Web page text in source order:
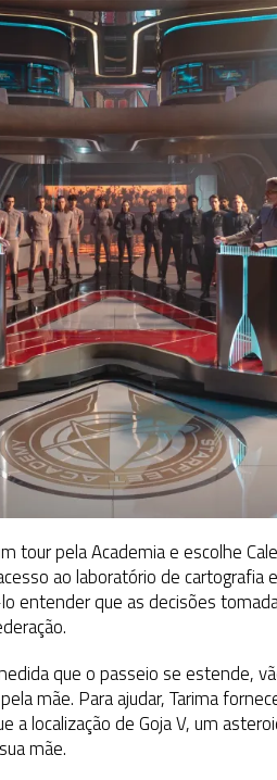
tour pela Academia e escolhe
ao laboratório de cartografia
entender que as decisões
que o passeio se estende,
mãe. Para ajudar, Tarima
localização de Goja V, um
mãe.